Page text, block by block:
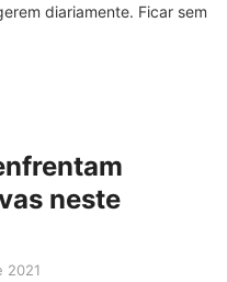
diariamente. Ficar sem
neste
2021